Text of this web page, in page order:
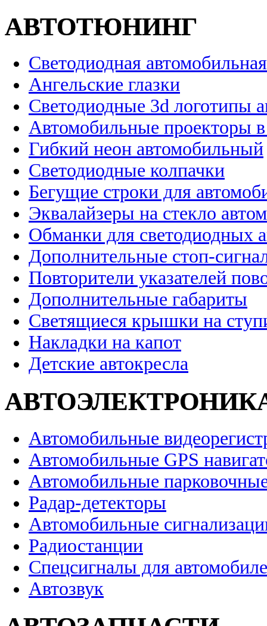
АВТОТЮНИНГ
Светодиодная
Ангельские глазки
Светодиодные 3d логотипы
Автомобильные проекторы
Гибкий неон автомобильный
Светодиодные колпачки
Бегущие строки для
Эквалайзеры на стекло
Обманки для светодиодных
Дополнительные стоп-
Повторители указателей
Дополнительные габариты
Светящиеся крышки на
Накладки на капот
Детские автокресла
Автомобильные
Автомобильные GPS
Автомобильные
Радар-детекторы
Автомобильные
Радиостанции
Спецсигналы для
Автозвук